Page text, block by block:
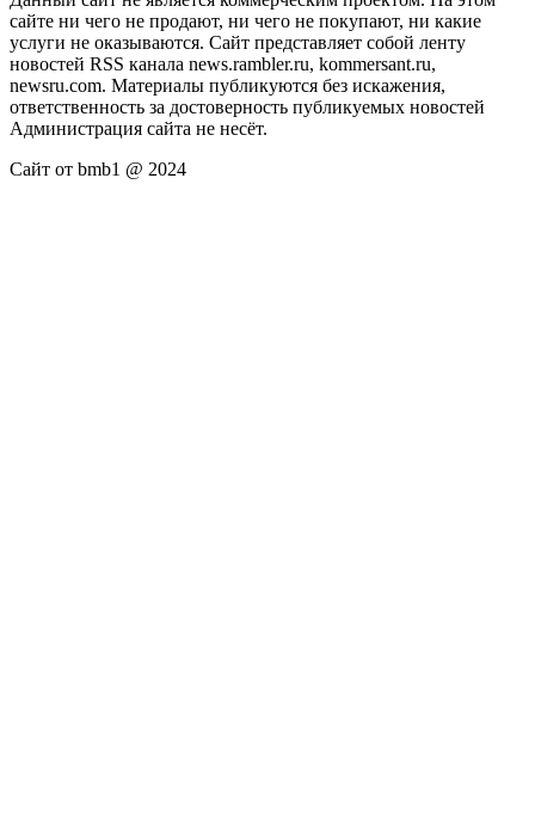
сайте ни чего не продают, ни чего не покупают, ни какие
услуги не оказываются. Сайт представляет собой ленту
новостей RSS канала news.rambler.ru, kommersant.ru,
newsru.com. Материалы публикуются без искажения,
ответственность за достоверность публикуемых новостей
Администрация сайта не несёт.
Сайт от bmb1 @ 2024